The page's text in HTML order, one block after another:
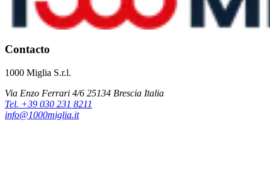
Contacto
1000 Miglia S.r.l.
Via Enzo Ferrari 4/6 25134 Brescia Italia
Tel. +39 030 231 8211
info@1000miglia.it